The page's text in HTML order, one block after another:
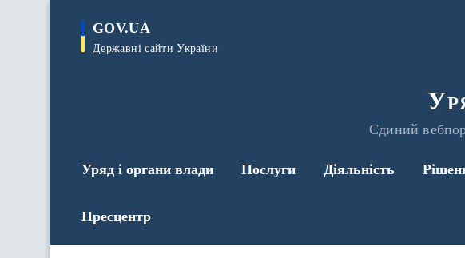
GOV.UA
Державні сайти України
Єдиний
Уряд і органи влади Послуги Діяльність
Пресцентр